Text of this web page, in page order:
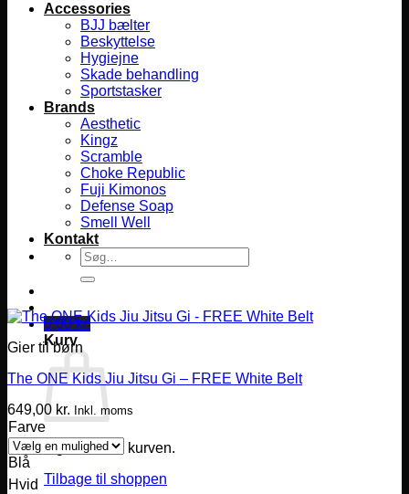
Accessories
BJJ bælter
Beskyttelse
Hygiejne
Skade behandling
Sportstasker
Brands
Aesthetic
Kingz
Scramble
Choke Republic
Fuji Kimonos
Defense Soap
Smell Well
Kontakt
Søg
efter:
0,00kr.
Kurv
Ingen varer i kurven.
Tilbage til shoppen
Gier til børn
The ONE Kids Jiu Jitsu Gi – FREE White Belt
649,00 kr. Inkl. moms
Farve
Blå
Hvid